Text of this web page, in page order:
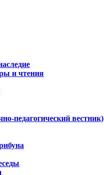
и чтения
педагогический вестник)